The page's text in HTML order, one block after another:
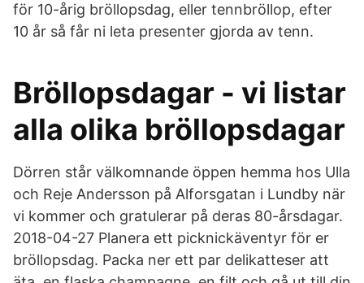
för 10-årig bröllopsdag, eller tennbröllop, efter
10 år så får ni leta presenter gjorda av tenn.
Bröllopsdagar - vi listar
alla olika bröllopsdagar
Dörren står välkomnande öppen hemma hos Ulla
och Reje Andersson på Alforsgatan i Lundby när
vi kommer och gratulerar på deras 80-årsdagar.
2018-04-27 Planera ett picknickäventyr för er
bröllopsdag. Packa ner ett par delikatteser att